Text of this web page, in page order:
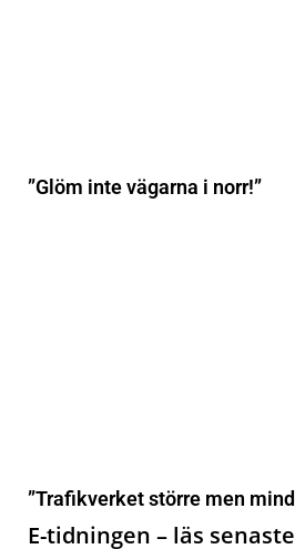
”Glöm inte vägarna i norr!”
”Trafikverket större men
E-tidningen – läs